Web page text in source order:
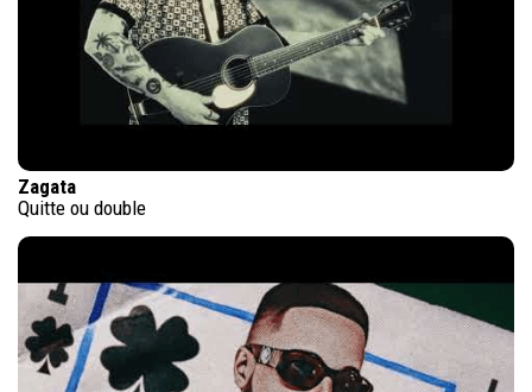
Zagata
Quitte ou double